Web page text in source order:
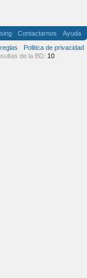
Contactarnos
Ayuda
Politica de privacidad
de la BD: 10